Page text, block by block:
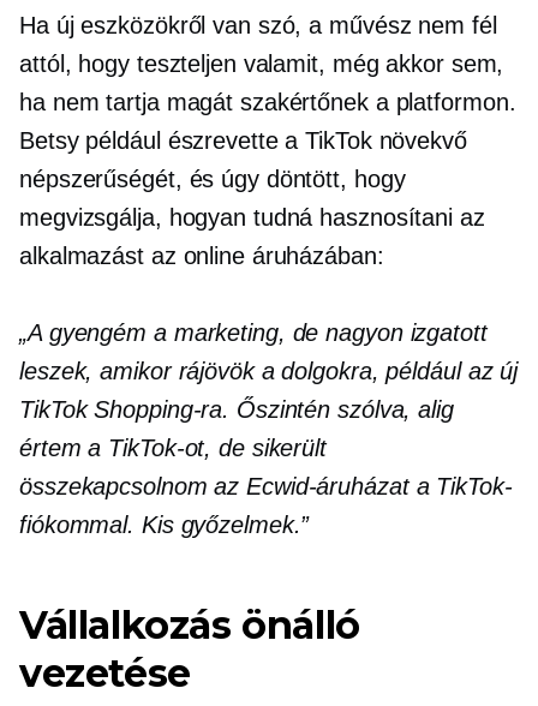
Ha új eszközökről van szó, a művész nem fél
attól, hogy teszteljen valamit, még akkor sem,
ha nem tartja magát szakértőnek a platformon.
Betsy például észrevette a TikTok növekvő
népszerűségét, és úgy döntött, hogy
megvizsgálja, hogyan tudná hasznosítani az
alkalmazást az online áruházában:
„A gyengém a marketing, de nagyon izgatott
leszek, amikor rájövök a dolgokra, például az új
TikTok Shopping-ra. Őszintén szólva, alig
értem a TikTok-ot, de sikerült
összekapcsolnom az Ecwid-áruházat a TikTok-
fiókommal. Kis győzelmek.”
Vállalkozás önálló
vezetése